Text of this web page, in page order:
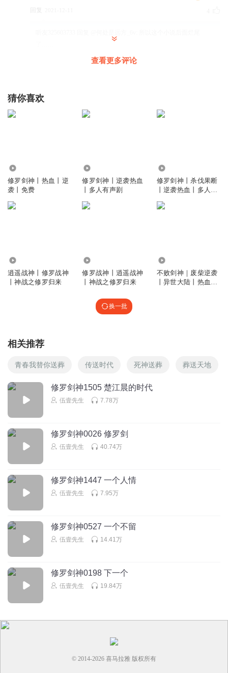
回复
回复
梦离ML
感觉男主没有燕长风和小九幽杀人果断，怕这怕那的，这传
唉。敌人的智商都是白痴级别。
回复 2022-09-12 3
这么多废话 要是和唐僧比 唐僧都要吐血而亡
1866514tepe
这小说的所有反派智商都有点问题
OhLoveMeBaby
反复解释 废话连篇
回复 2022-08-14
2023-01-01
查看更多评论
猜你喜欢
修罗剑神丨热血丨逆
袭丨免费
修罗剑神丨逆袭热血
丨多人有声剧
修罗剑神丨杀伐果断
丨逆袭热血丨多人有
逍遥战神丨修罗战神
丨神战之修罗归来
修罗战神丨逍遥战神
丨神战之修罗归来
不败剑神｜废柴逆袭
丨异世大陆丨热血玄
换一批
相关推荐
青春我替你送葬 传送时代 死神送葬 葬送天地
修罗剑神1505 楚江晨的时代
伍壹先生 7.78万
修罗剑神0026 修罗剑
伍壹先生 40.74万
修罗剑神1447 一个人情
伍壹先生 7.95万
修罗剑神0527 一个不留
伍壹先生 14.41万
修罗剑神0198 下一个
伍壹先生 19.84万
© 2014-2026 喜马拉雅 版权所有